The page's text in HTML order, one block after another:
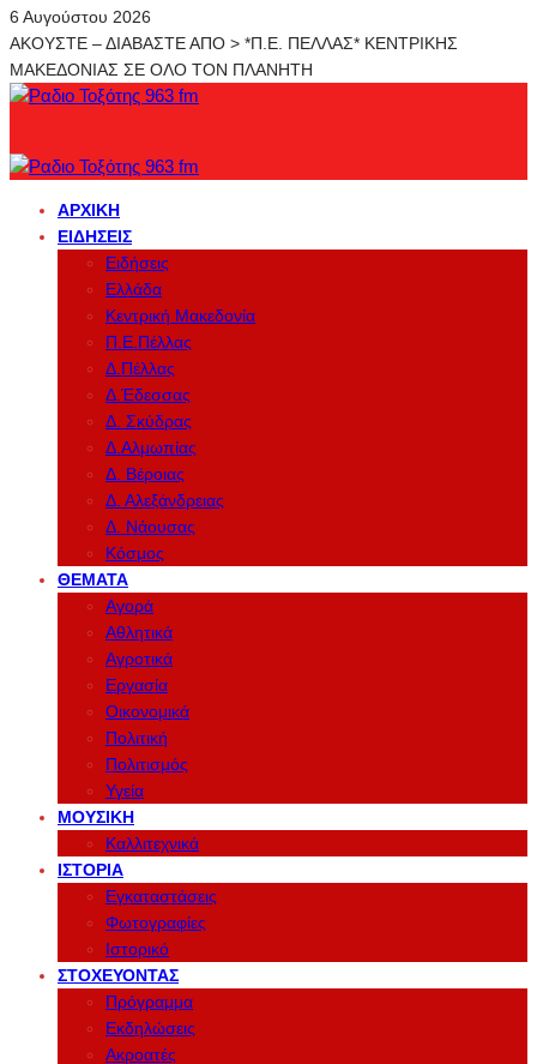
6 Αυγούστου 2026
ΑΚΟΥΣΤΕ – ΔΙΑΒΑΣΤΕ ΑΠΟ > *Π.Ε. ΠΕΛΛΑΣ* ΚΕΝΤΡΙΚΗΣ
ΜΑΚΕΔΟΝΙΑΣ ΣΕ ΟΛΟ ΤΟΝ ΠΛΑΝΗΤΗ
ΑΡΧΙΚΉ
ΕΙΔΉΣΕΙΣ
Ειδήσεις
Ελλάδα
Κεντρική Μακεδονία
Π.Ε.Πέλλας
Δ.Πέλλας
Δ.Έδεσσας
Δ. Σκύδρας
Δ.Αλμωπίας
Δ. Βέροιας
Δ. Αλεξάνδρειας
Δ. Νάουσας
Κόσμος
ΘΈΜΑΤΑ
Αγορά
Αθλητικά
Αγροτικά
Εργασία
Οικονομικά
Πολιτική
Πολιτισμός
Υγεία
ΜΟΥΣΙΚΉ
Καλλιτεχνικά
ΙΣΤΟΡΊΑ
Εγκαταστάσεις
Φωτογραφίες
Ιστορικό
ΣΤΟΧΕΎΟΝΤΑΣ
Πρόγραμμα
Εκδηλώσεις
Ακροατές